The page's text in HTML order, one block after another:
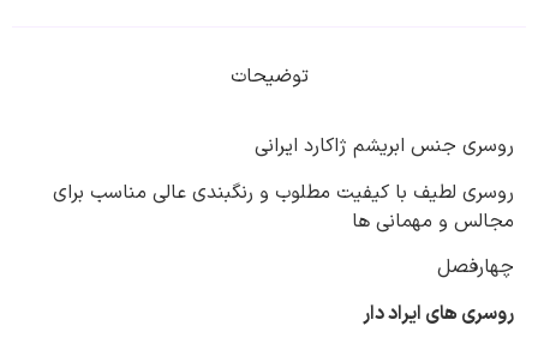
توضیحات
روسری جنس ابریشم ژاکارد ایرانی
روسری لطیف با کیفیت مطلوب و رنگبندی عالی مناسب برای
مجالس و مهمانی ها
چهارفصل
روسری های ایراد دار